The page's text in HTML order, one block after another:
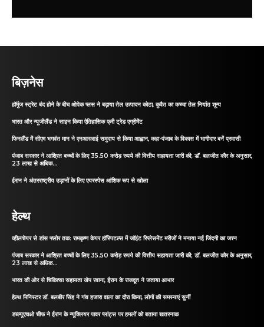
बिज़नेस
हॉर्मुज स्ट्रेट बंद होने के बीच ओपेक प्लस ने बढ़ाया तेल उत्पादन कोटा, कुवैत का कच्चा तेल निर्यात शून्य
भारत और न्यूजीलैंड ने साइन किया ऐतिहासिक फ्री ट्रेड एग्रीमेंट
फिनलैंड में सीएम भगवंत मान ने एनआरआई समुदाय से किया आह्वान, कहा-पंजाब के विकास में भागीदार बनें प्रवासी
पंजाब सरकार ने आश्रित बच्चों के लिए 35.50 करोड़ रुपये की वित्तीय सहायता जारी की; डॉ. बलजीत कौर के अनुसार,
23 लाख से अधिक...
ईरान ने अंतरराष्ट्रीय उड़ानों के लिए एयरस्पेस आंशिक रूप से खोला
हेल्थ
व्हीलचेयर से डांस फ्लोर तक: रामकृष्ण केयर हॉस्पिटल्स में जॉइंट रिप्लेसमेंट मरीजों ने मनाया नई जिंदगी का जश्न
पंजाब सरकार ने आश्रित बच्चों के लिए 35.50 करोड़ रुपये की वित्तीय सहायता जारी की; डॉ. बलजीत कौर के अनुसार,
23 लाख से अधिक...
भारत की ओर से चिकित्सा सहायता खेप रवाना, ईरान के राजदूत ने जताया आभार
हेल्थ मिनिस्टर डॉ. बलबीर सिंह ने गांव हजारा वाला का दौरा किया, लोगों की समस्याएं सुनीं
डब्ल्यूएचओ चीफ ने ईरान के न्यूक्लियर पावर प्लांट्स पर हमलों को बताया खतरनाक